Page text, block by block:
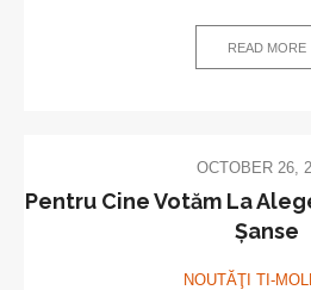
READ MORE
OCTOBER 26,
Pentru Cine Votăm La
Șanse
NOUTĂŢI TI-